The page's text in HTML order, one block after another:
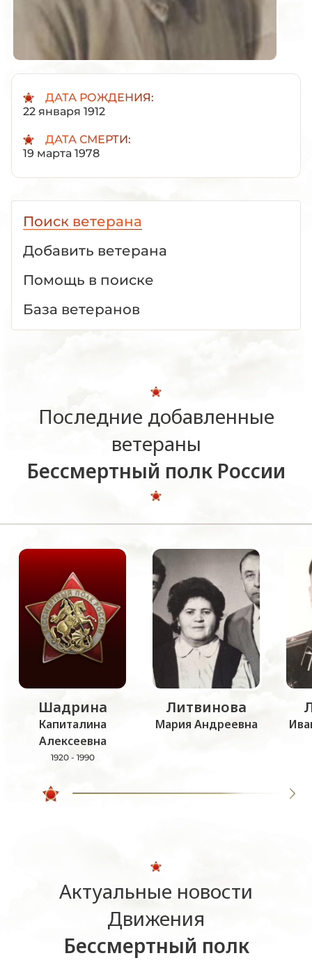
ДАТА РОЖДЕНИЯ:
22 января 1912
ДАТА СМЕРТИ:
19 марта 1978
Поиск ветерана
Добавить ветерана
Помощь в поиске
База ветеранов
Последние добавленные
ветераны
Бессмертный полк России
Шадрина
Капиталина
Алексеевна
1920 - 1990
Литвинова
Мария Андреевна
Актуальные новости
Движения
Бессмертный полк